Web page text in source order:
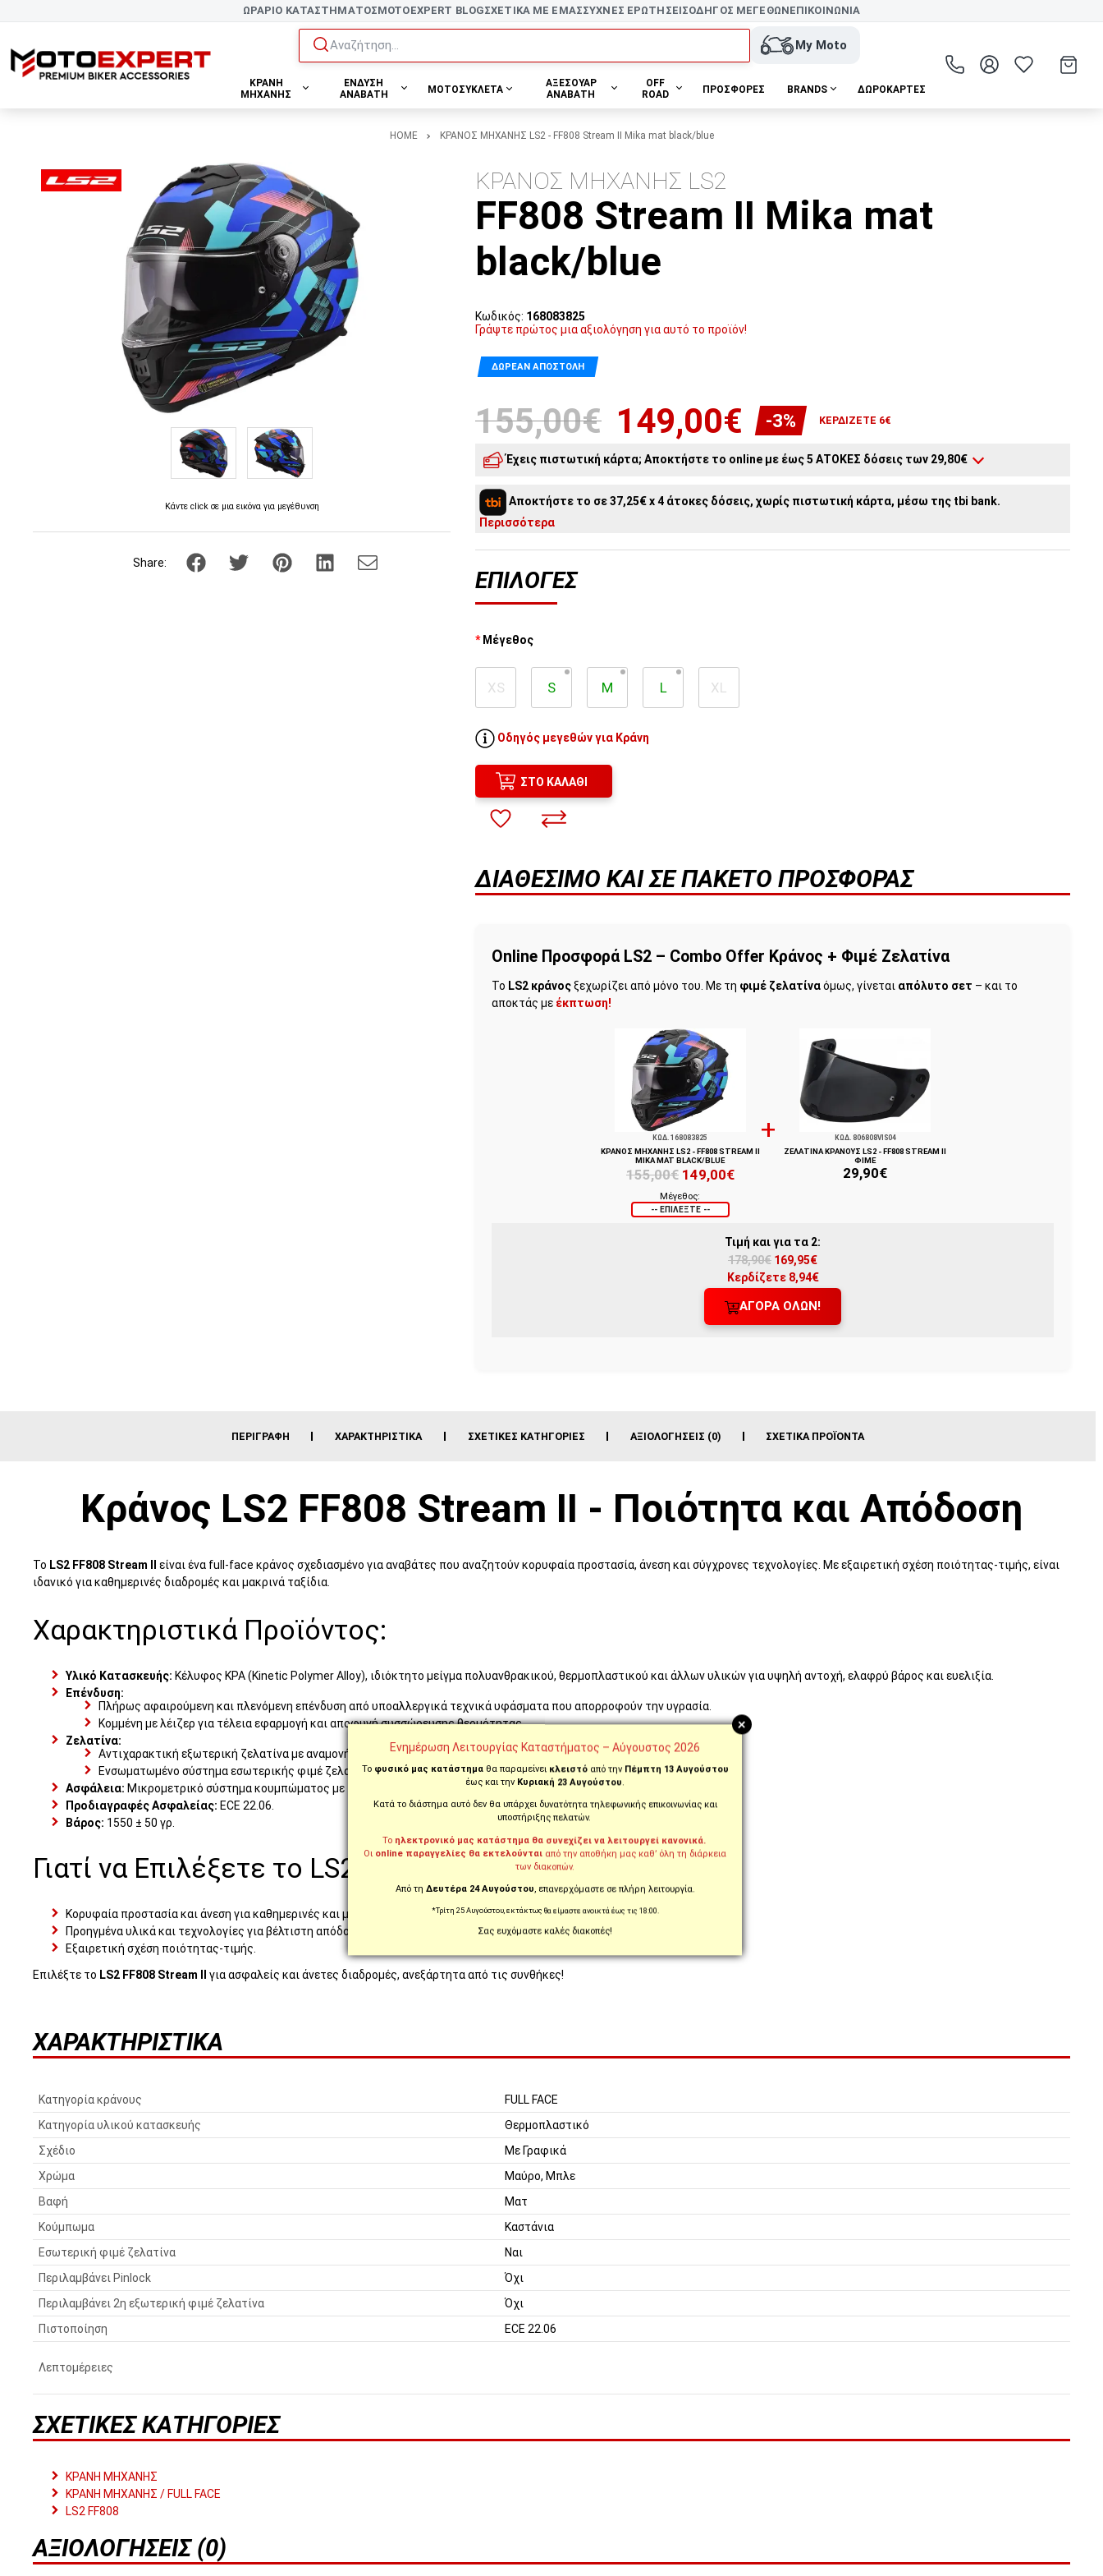
ΩΡΑΡΙΟ ΚΑΤΑΣΤΗΜΑΤΟΣMOTOEXPERT BLOGΣΧΕΤΙΚΑ ΜΕ ΕΜΑΣΣΥΧΝΕΣ ΕΡΩΤΗΣΕΙΣΟΔΗΓΟΣ ΜΕΓΕΘΩΝΕΠΙΚΟΙΝΩΝΙΑ
Αναζήτηση... My Moto
ΚΡΑΝΗ
ΜΗΧΑΝΗΣ
ΕΝΔΥΣΗ
ΑΝΑΒΑΤΗ
ΜΟΤΟΣΥΚΛΕΤΑ
ΑΞΕΣΟΥΑΡ
ΑΝΑΒΑΤΗ
OFF
ROAD
ΠΡΟΣΦΟΡΕΣ BRANDS ΔΩΡΟΚΆΡΤΕΣ
HOME ΚΡΑΝΟΣ ΜΗΧΑΝΗΣ LS2 - FF808 Stream II Mika mat black/blue
Κάντε click σε μια εικόνα για μεγέθυνση
Share:
ΚΡΑΝΟΣ ΜΗΧΑΝΗΣ LS2
FF808 Stream II Mika mat
black/blue
Κωδικός: 168083825
Γράψτε πρώτος μια αξιολόγηση για αυτό το προϊόν!
ΔΩΡΕΆΝ ΑΠΟΣΤΟΛΉ
155,00€ 149,00€ -3% ΚΕΡΔΊΖΕΤΕ 6€
Έχεις πιστωτική κάρτα; Αποκτήστε το online με έως 5 ΑΤΟΚΕΣ δόσεις των 29,80€
4άτοκες δόσεις:37,25€/ μήνα
2άτοκες δόσεις:74,50€/ μήνα
Αποκτήστε το σε 37,25€ x 4 άτοκες δόσεις, χωρίς πιστωτική κάρτα, μέσω της tbi bank.
Περισσότερα
ΕΠΙΛΟΓΈΣ
Μέγεθος
XS S M L XL
Οδηγός μεγεθών για Κράνη
ΣΤΟ ΚΑΛΆΘΙ
ΔΙΑΘΈΣΙΜΟ ΚΑΙ ΣΕ ΠΑΚΈΤΟ ΠΡΟΣΦΟΡΆΣ
Online Προσφορά LS2 – Combo Offer Κράνος + Φιμέ Ζελατίνα
Το LS2 κράνοςξεχωρίζει από μόνο του. Με τη φιμέ ζελατίναόμως, γίνεται απόλυτο σετ – και το
αποκτάς με έκπτωση!
ΚΩΔ. 168083825
ΚΡΑΝΟΣ ΜΗΧΑΝΗΣ LS2 - FF808 STREAM II
MIKA MAT BLACK/BLUE
155,00€ 149,00€
Μέγεθος:
ΚΩΔ. 806808VIS04
ΖΕΛΑΤΙΝΑ ΚΡΑΝΟΥΣ LS2 - FF808 STREAM II
ΦΙΜΈ
29,90€
Τιμή και για τα 2:
178,90€ 169,95€
Κερδίζετε 8,94€
ΑΓΟΡΆ ΌΛΩΝ!
ΠΕΡΙΓΡΑΦΉ ΧΑΡΑΚΤΗΡΙΣΤΙΚΆ ΣΧΕΤΙΚΈΣ ΚΑΤΗΓΟΡΊΕΣ ΑΞΙΟΛΟΓΉΣΕΙΣ (0) ΣΧΕΤΙΚΆ ΠΡΟΪΌΝΤΑ
Κράνος LS2 FF808 Stream II - Ποιότητα και Απόδοση
Το LS2 FF808 Stream II
είναι ένα full-face κράνος σχεδιασμένο για αναβάτες που αναζητούν κορυφαία προστασία, άνεση και σύγχρονες τεχνολογίες. Με εξαιρετική σχέση ποιότητας-τιμής, είναι
ιδανικό για καθημερινές διαδρομές και μακρινά ταξίδια.
Χαρακτηριστικά Προϊόντος:
Υλικό Κατασκευής: Κέλυφος KPA (Kinetic Polymer Alloy), ιδιόκτητο μείγμα πολυανθρακικού, θερμοπλαστικού και άλλων υλικών για υψηλή αντοχή, ελαφρύ βάρος και ευελιξία.
Επένδυση:
Πλήρως αφαιρούμενη και πλενόμενη επένδυση από υποαλλεργικά τεχνικά υφάσματα που απορροφούν την υγρασία.
Κομμένη με λέιζερ για τέλεια εφαρμογή και αποφυγή συσσώρευσης θερμότητας.
Ζελατίνα:
Αντιχαρακτική εξωτερική ζελατίνα με αναμονή για αντιθαμβωτική μεμβράνη Max Pinlock 70 (δεν περιλαμβάνεται).
Ενσωματωμένο σύστημα εσωτερικής φιμέ ζελατίνας για προστασία από τον ήλιο.
Ασφάλεια: Μικρομετρικό σύστημα κουμπώματος με ιμάντα γρήγορης απελευθέρωσης για ασφαλή και εύκολη εφαρμογή.
Προδιαγραφές Ασφαλείας: ECE 22.06.
Βάρος: 1550 ± 50 γρ.
Γιατί να Επιλέξετε το LS2 FF808 Stream II:
Κορυφαία προστασία και άνεση για καθημερινές και μακρινές διαδρομές.
Προηγμένα υλικά και τεχνολογίες για βέλτιστη απόδοση.
Εξαιρετική σχέση ποιότητας-τιμής.
Επιλέξτε το LS2 FF808 Stream II για ασφαλείς και άνετες διαδρομές, ανεξάρτητα από τις συνθήκες!
ΧΑΡΑΚΤΗΡΙΣΤΙΚΆ
Κατηγορία κράνους
FULL FACE
Κατηγορία υλικού κατασκευής
Θερμοπλαστικό
Σχέδιο
Με Γραφικά
Χρώμα
Μαύρο, Μπλε
Βαφή
Ματ
Κούμπωμα
Καστάνια
Εσωτερική φιμέ ζελατίνα
Ναι
Περιλαμβάνει Pinlock
Όχι
Περιλαμβάνει 2η εξωτερική φιμέ ζελατίνα
Όχι
Πιστοποίηση
ECE 22.06
Λεπτομέρειες
ΣΧΕΤΙΚΈΣ ΚΑΤΗΓΟΡΊΕΣ
ΚΡΑΝΗ ΜΗΧΑΝΗΣ
ΚΡΑΝΗ ΜΗΧΑΝΗΣ / FULL FACE
LS2 FF808
ΑΞΙΟΛΟΓΉΣΕΙΣ (0)
+
Ενημέρωση Λειτουργίας Καταστήματος – Αύγουστος 2026
Το φυσικό μας κατάστημαθα παραμείνει κλειστό από τηνΠέμπτη 13 Αυγούστου
έως και την Κυριακή 23 Αυγούστου.
Κατά το διάστημα αυτό δεν θα υπάρχει δυνατότητα τηλεφωνικής επικοινωνίας και
υποστήριξης πελατών.
Το ηλεκτρονικό μας κατάστημα θα συνεχίζει να λειτουργεί κανονικά.
Οι online παραγγελίες θα εκτελούνται από την αποθήκη μας καθ’ όλη τη διάρκεια
των διακοπών.
Από τη Δευτέρα 24 Αυγούστου, επανερχόμαστε σε πλήρη λειτουργία.
*Τρίτη 25 Αυγούστου, εκτάκτως θα είμαστε ανοικτά έως τις 18:00.
Σας ευχόμαστε καλές διακοπές!